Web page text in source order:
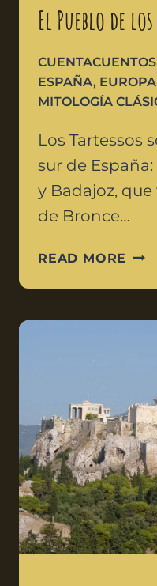
El Pueblo de
CUENTACUENTOS
ESPAÑA, EUROPA
MITOLOGÍA
Los Tartessos
sur de España:
y Badajoz,
de Bronce…
READ MORE